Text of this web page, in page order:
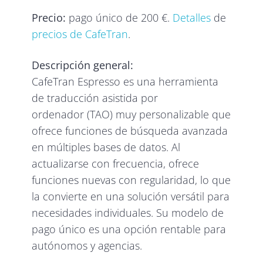
Precio: pago único de 200 €. Detalles de
precios de CafeTran.
Descripción general:
CafeTran Espresso es una herramienta
de traducción asistida por
ordenador (TAO) muy personalizable que
ofrece funciones de búsqueda avanzada
en múltiples bases de datos. Al
actualizarse con frecuencia, ofrece
funciones nuevas con regularidad, lo que
la convierte en una solución versátil para
necesidades individuales. Su modelo de
pago único es una opción rentable para
autónomos y agencias.